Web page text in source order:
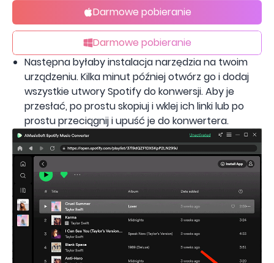
Darmowe pobieranie
Darmowe pobieranie
Następna byłaby instalacja narzędzia na twoim
urządzeniu. Kilka minut później otwórz go i dodaj
wszystkie utwory Spotify do konwersji. Aby je
przesłać, po prostu skopiuj i wklej ich linki lub po
prostu przeciągnij i upuść je do konwertera.